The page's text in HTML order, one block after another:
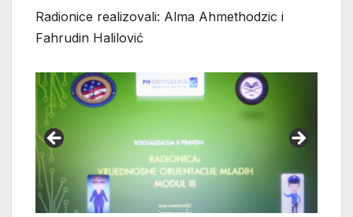
Radionice realizovali: Alma Ahmethodzic i
Fahrudin Halilović